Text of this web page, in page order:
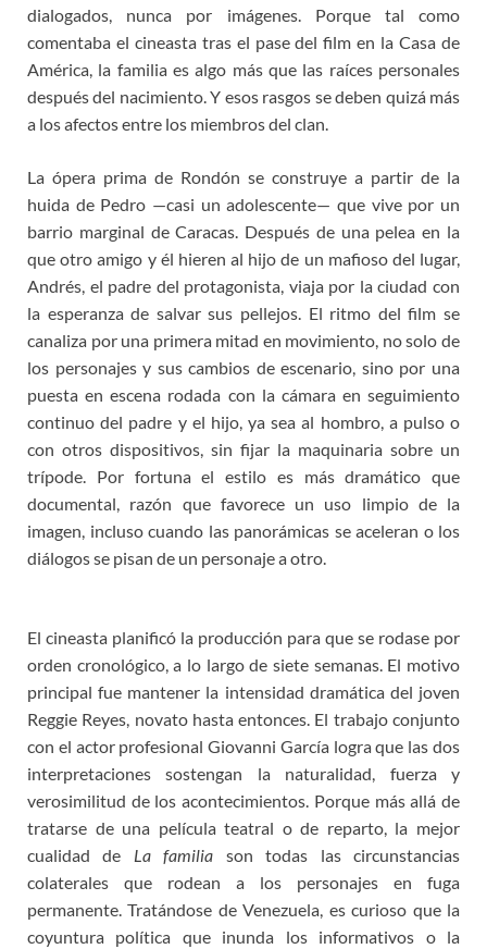
dialogados, nunca por imágenes. Porque tal como
comentaba el cineasta tras el pase del film en la Casa de
América, la familia es algo más que las raíces personales
después del nacimiento. Y esos rasgos se deben quizá más
a los afectos entre los miembros del clan.
La ópera prima de Rondón se construye a partir de la
huida de Pedro —casi un adolescente— que vive por un
barrio marginal de Caracas. Después de una pelea en la
que otro amigo y él hieren al hijo de un mafioso del lugar,
Andrés, el padre del protagonista, viaja por la ciudad con
la esperanza de salvar sus pellejos. El ritmo del film se
canaliza por una primera mitad en movimiento, no solo de
los personajes y sus cambios de escenario, sino por una
puesta en escena rodada con la cámara en seguimiento
continuo del padre y el hijo, ya sea al hombro, a pulso o
con otros dispositivos, sin fijar la maquinaria sobre un
trípode. Por fortuna el estilo es más dramático que
documental, razón que favorece un uso limpio de la
imagen, incluso cuando las panorámicas se aceleran o los
diálogos se pisan de un personaje a otro.
El cineasta planificó la producción para que se rodase por
orden cronológico, a lo largo de siete semanas. El motivo
principal fue mantener la intensidad dramática del joven
Reggie Reyes, novato hasta entonces. El trabajo conjunto
con el actor profesional Giovanni García logra que las dos
interpretaciones sostengan la naturalidad, fuerza y
verosimilitud de los acontecimientos. Porque más allá de
tratarse de una película teatral o de reparto, la mejor
cualidad de La familia son todas las circunstancias
colaterales que rodean a los personajes en fuga
permanente. Tratándose de Venezuela, es curioso que la
coyuntura política que inunda los informativos o la